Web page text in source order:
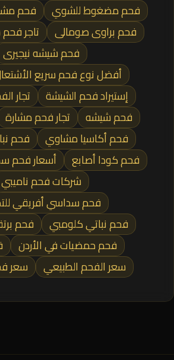
فحم مضغوط للشوي
فحم
فحم براوى صومالى
تاجر
فحم شيشه نيجيرى
أفضل نوع فحم سريع
إستيراد فحم الشيشة
تجار
فحم شيشه
تجار فحم مشارة
فحم أكاسيا مشاوي
فحم
فحم كودا أصابع
أسعار فحم
شركات فحم ناميبي
فحم سداسي أفريقي
فحم نباتي كلومبي
فحم
فحم حمضيات في الأردن
سعر الفحم الطبيعي
سعر